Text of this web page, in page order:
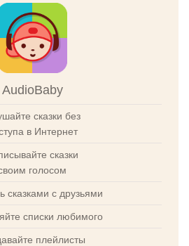
AudioBaby
сказки без
в Интернет
сказки
голосом
сказками с друзьями
списки любимого
плейлисты